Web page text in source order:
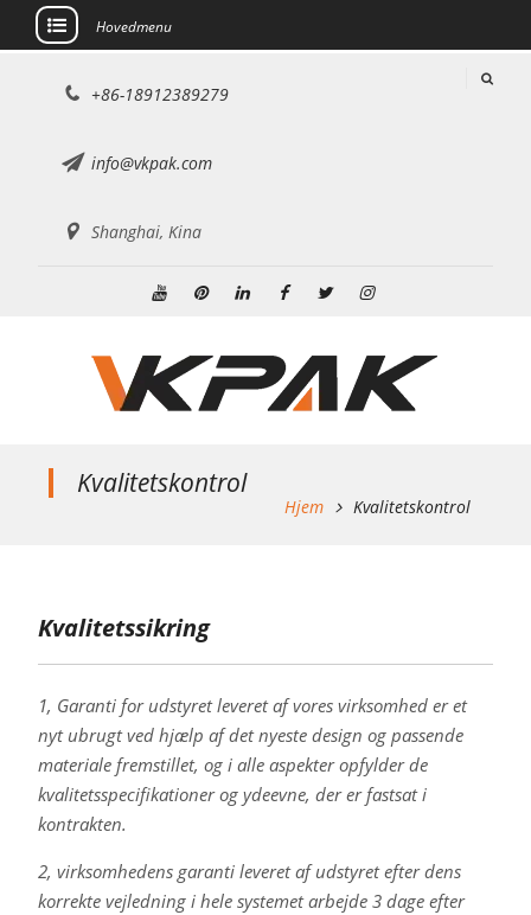
Hovedmenu
+86-18912389279
info@vkpak.com
Shanghai, Kina
Kvalitetskontrol
Hjem Kvalitetskontrol
Kvalitetssikring
1, Garanti for udstyret leveret af vores virksomhed er et
nyt ubrugt ved hjælp af det nyeste design og passende
materiale fremstillet, og i alle aspekter opfylder de
kvalitetsspecifikationer og ydeevne, der er fastsat i
kontrakten.
2, virksomhedens garanti leveret af udstyret efter dens
korrekte vejledning i hele systemet arbejde 3 dage efter